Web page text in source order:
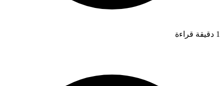
1 دقيقة قراءة